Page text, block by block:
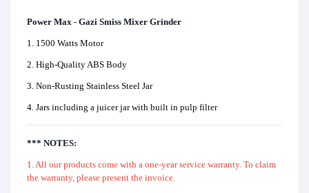
Power Max - Gazi Smiss Mixer Grinder
1. 1500 Watts Motor
2. High-Quality ABS Body
3. Non-Rusting Stainless Steel Jar
4. Jars including a juicer jar with built in pulp filter
*** NOTES:
1. All our products come with a one-year service warranty. To claim
the warranty, please present the invoice.